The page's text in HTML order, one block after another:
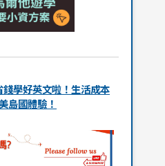
錢學好英文啦！生活成本
島國體驗！